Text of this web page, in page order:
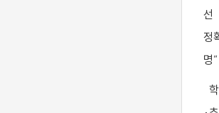
선
정
명